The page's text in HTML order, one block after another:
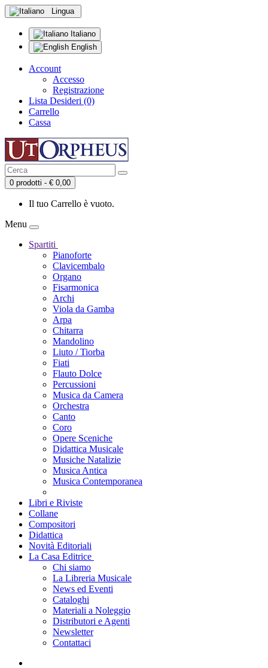
Lingua
Italiano
English
Account
Accesso
Registrazione
Lista Desideri (0)
Carrello
Cassa
0 prodotti - € 0,00
Il tuo Carrello è vuoto.
Menu
Spartiti
Pianoforte
Clavicembalo
Organo
Fisarmonica
Archi
Viola da Gamba
Arpa
Chitarra
Mandolino
Liuto / Tiorba
Fiati
Flauto Dolce
Percussioni
Musica da Camera
Orchestra
Canto
Coro
Opere Sceniche
Didattica Musicale
Musiche Natalizie
Musica Antica
Musica Contemporanea
Libri e Riviste
Collane
Compositori
Didattica
Novità Editoriali
La Casa Editrice
Chi siamo
La Libreria Musicale
News ed Eventi
Cataloghi
Materiali a Noleggio
Distributori e Agenti
Newsletter
Contattaci